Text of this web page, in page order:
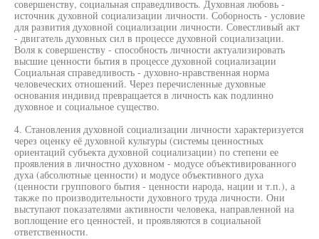
совершенству, социальная справедливость. Духовная любовь -
источник духовной социализации личности. Соборность - условие
для развития духовной социализации личности. Совестливый акт
- двигатель духовных сил в процессе духовной социализации.
Воля к совершенству - способность личности актуализировать
высшие ценности бытия в процессе духовной социализации
Социальная справедливость - духовно-нравственная норма
человеческих отношений. Через перечисленные духовные
основания индивид превращается в личность как подлинно
духовное и социальное существо.
4. Становления духовной социализации личности характеризуется
через оценку её духовной культуры (системы ценностных
ориентаций субъекта духовной социализации) по степени ее
проявления в личностно духовном - модусе объективированного
духа (абсолютные ценности) и модусе объективного духа
(ценности группового бытия - ценности народа, нации и т.п.), а
также по производительности духовного труда личности. Они
выступают показателями активности человека, направленной на
воплощение его ценностей, и проявляются в социальной
ответственности.